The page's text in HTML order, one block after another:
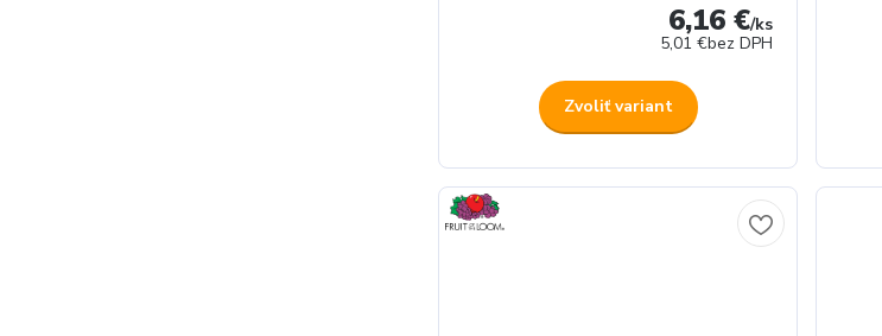
6,16 €/ks
5,01 €bez DPH
Zvoliť variant